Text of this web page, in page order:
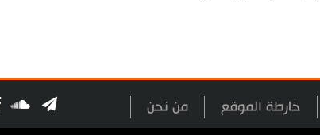
خارطة الموقع من نحن